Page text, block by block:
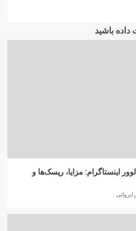
باشید
اینستاگرام: مزایا، ریسک‌ها و